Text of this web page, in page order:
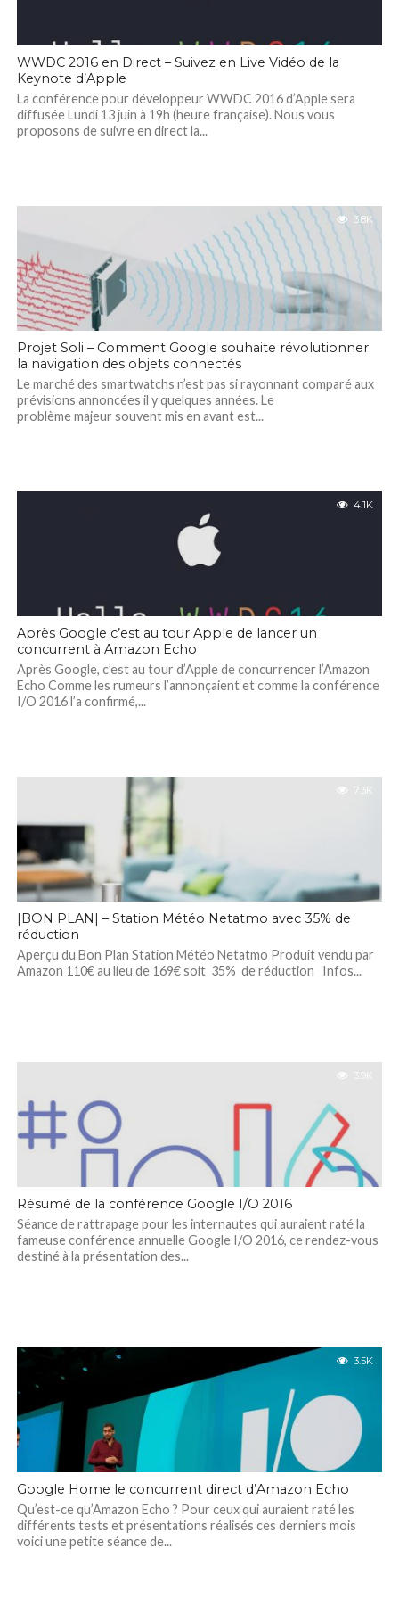
WWDC 2016 en Direct – Suivez en Live Vidéo de la
Keynote d’Apple
La conférence pour développeur WWDC 2016 d’Apple sera
diffusée Lundi 13 juin à 19h (heure française). Nous vous
proposons de suivre en direct la...
3.8K
Projet Soli – Comment Google souhaite révolutionner
la navigation des objets connectés
Le marché des smartwatchs n’est pas si rayonnant comparé aux
prévisions annoncées il y quelques années. Le
problème majeur souvent mis en avant est...
4.1K
Après Google c’est au tour Apple de lancer un
concurrent à Amazon Echo
Après Google, c’est au tour d’Apple de concurrencer l’Amazon
Echo Comme les rumeurs l’annonçaient et comme la conférence
I/O 2016 l’a confirmé,...
7.3K
|BON PLAN| – Station Météo Netatmo avec 35% de
réduction
Aperçu du Bon Plan Station Météo Netatmo Produit vendu par
Amazon 110€ au lieu de 169€ soit 35% de réduction Infos...
3.9K
Résumé de la conférence Google I/O 2016
Séance de rattrapage pour les internautes qui auraient raté la
fameuse conférence annuelle Google I/O 2016, ce rendez-vous
destiné à la présentation des...
3.5K
Google Home le concurrent direct d’Amazon Echo
Qu’est-ce qu’Amazon Echo ? Pour ceux qui auraient raté les
différents tests et présentations réalisés ces derniers mois
voici une petite séance de...